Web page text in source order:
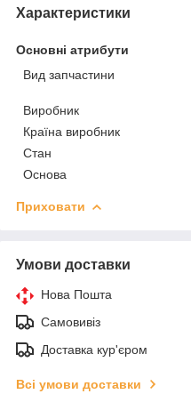
Характеристики
Основні атрибути
Вид запчастини
Виробник
Країна виробник
Стан
Основа
Приховати
Умови доставки
Нова Пошта
Самовивіз
Доставка кур'єром
Всі умови доставки